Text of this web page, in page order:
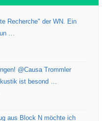
Recherche" der WN. Ein
…
@Causa Trommler
ist besond …
aus Block N möchte ich